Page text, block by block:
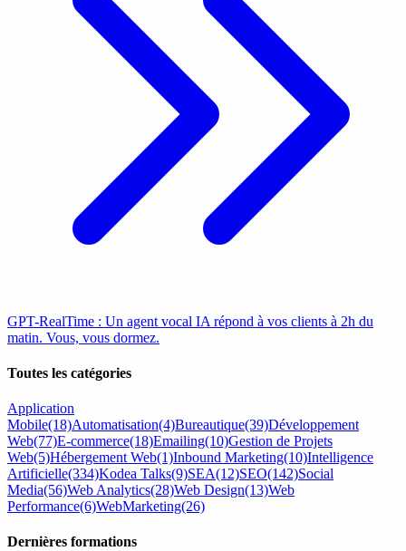
GPT-RealTime : Un agent vocal IA répond à vos clients à 2h du
matin. Vous, vous dormez.
Toutes les catégories
Application
Mobile(18)Automatisation(4)Bureautique(39)Développement
Web(77)E-commerce(18)Emailing(10)Gestion de Projets
Web(5)Hébergement Web(1)Inbound Marketing(10)Intelligence
Artificielle(334)Kodea Talks(9)SEA(12)SEO(142)Social
Media(56)Web Analytics(28)Web Design(13)Web
Performance(6)WebMarketing(26)
Dernières formations